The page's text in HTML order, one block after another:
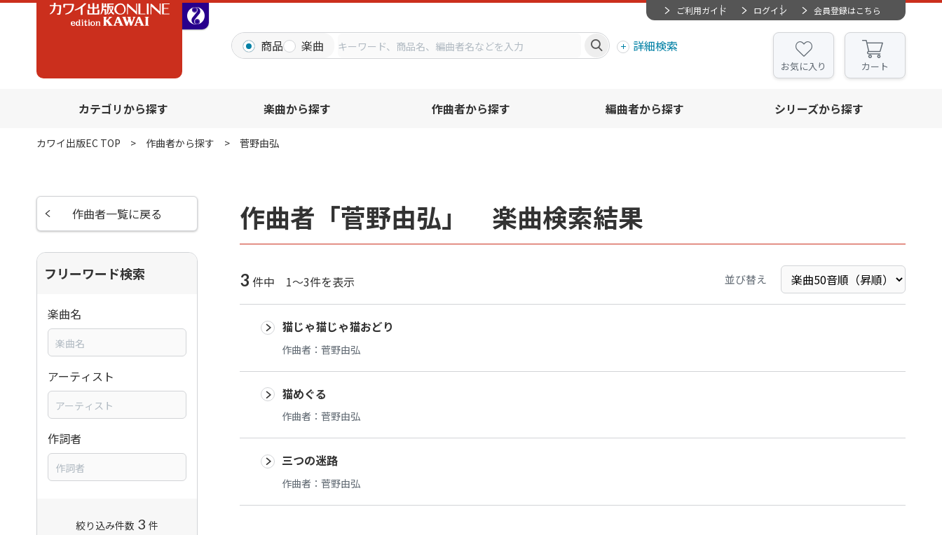
ご利用ガイド ログイン 会員登録はこちら
商品 楽曲 詳細検索
お気に入り カート
カテゴリから探す 楽曲から探す 作曲者から探す 編曲者から探す シリーズから探す
カワイ出版EC TOP 作曲者から探す 菅野由弘
作曲者「菅野由弘」 楽曲検索結果
3 件中 1～3件を表示 並び替え
猫じゃ猫じゃ猫おどり
作曲者： 菅野由弘
猫めぐる
作曲者： 菅野由弘
三つの迷路
作曲者： 菅野由弘
作曲者一覧に戻る
フリーワード検索
楽曲名
アーティスト
作詞者
絞り込み件数 3 件